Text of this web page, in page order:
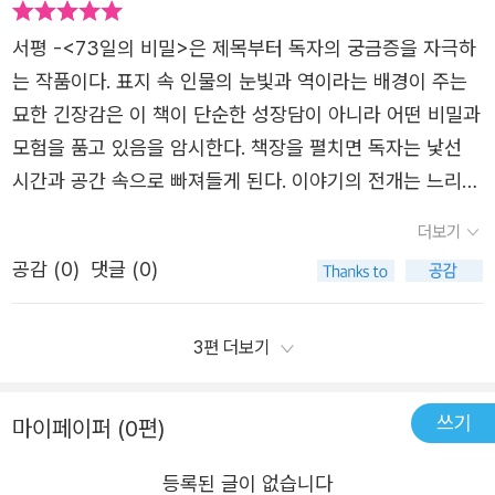
역사적 현실을 떠올리면 마음이 저렸지만, 동시에 그 시간이
있었기에 우리가 오늘 여기 있다는 사실을 절대 잊어서는 안
되겠다고 다짐하게 되는 순간이였다.⠀역사 앞에 한없이 겸
허해지는 순간이다.⠀*본 도서는 출판사로부터 제공받아 주
관적으로 작성하였습니다.⠀#73일의비밀 #문부일작가 #장
편소설 #팩션 #서유재 #헤이그특사 #광복80주년
의’에 참석한 ‘이상설, 이준, 이위종’ 선생님들을요. 물론 한
국사 시험이나 상식선에서는 저 한 줄로 끝날지도 모릅니다.
거기에 더 나아간다면 저것을 빌미로 고종 황제의 퇴위의 빌
미가 되지만 이 책에서 중요 포인트는 아니기 때문에 다음에
이와 관련된 책을 읽게 된다면 서평에 쓰도록 해 보겠습니
씨 아저씨’의 ‘죽음’과 ‘독립운동 자금’ 2nd. 소피아와 안드레
이의 헤이그 특사들을 지키기 위한 임무 3rd. 왜 그들은 그
렇게까지 했어야 하는가. 라구요. 하나하나 풀어가자면 책 1
3p에 나오는 [조선 막걸리를 만들어 파는 박씨 아저씨는 돈
않아 아저씨를 욕하는 사람이 많았다.] 24p에 [나는 꼭 쓸데
가 있어 돈을 모으는 거야. 언제가는 말해줄 날이 있겠지.], 2
서평 -<73일의 비밀>은 제목부터 독자의 궁금증을 자극하
는 작품이다. 표지 속 인물의 눈빛과 역이라는 배경이 주는
묘한 긴장감은 이 책이 단순한 성장담이 아니라 어떤 비밀과
모험을 품고 있음을 암시한다. 책장을 펼치면 독자는 낯선
시간과 공간 속으로 빠져들게 된다. 이야기의 전개는 느리지
인물들의 심리 묘사가 독자를 붙잡는다. 작가는 세밀한 묘사
를 통해 마치 영화의 한 장면을 보는 듯한 몰입감을 선사하
점점 더 긴밀하게 엮여간다무엇보다 이 책이 흥미로운 점은
드러나는 인간의 관계와 감정에 집중한다는 것이다. 비밀이
란 결국 감추어진 마음의 또 다른 이름이라는 사실을 독자는
읽는 내내 깨닫게 된다. 인물들이 숨기고 싶었던 것들 그리
더보기
공감 (0) 댓글 (0)
3편 더보기
마이페이퍼 (0편) 쓰기
등록된 글이 없습니다